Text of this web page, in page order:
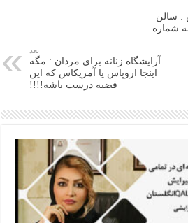
: سالن
شماره
بعد
آرایشگاه زنانه برای مردان : مگه
اینجا اروپاس یا آمریکاس که این
قضیه درست باشه!!!!